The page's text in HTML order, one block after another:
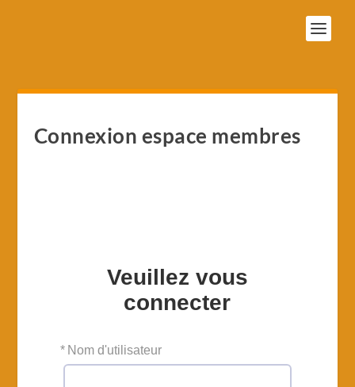
Connexion espace membres
Veuillez vous
connecter
* Nom d'utilisateur